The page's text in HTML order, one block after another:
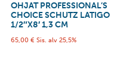
OHJAT PROFESSIONAL’S
CHOICE SCHUTZ LATIGO
1/2″X8′ 1,3 CM
65,00 € Sis. alv 25,5%